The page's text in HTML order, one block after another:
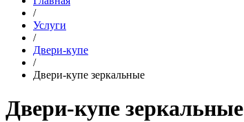
/
Услуги
/
Двери-купе
/
Двери-купе зеркальные
Двери-купе зеркальные